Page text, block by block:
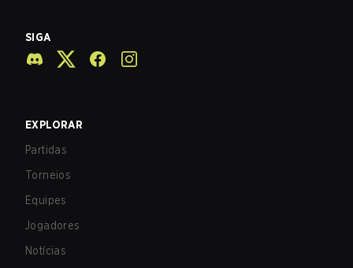
SIGA
EXPLORAR
Partidas
Torneios
Equipes
Jogadores
Notícias